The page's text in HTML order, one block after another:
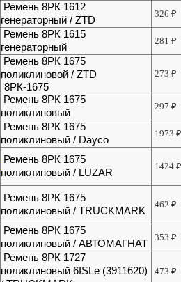
Ремень 8РК 1612
генераторный / ZTD
326₽
Ремень 8РК 1615
генераторный
281₽
Ремень 8РК 1675
поликлиновой / ZTD
8РК-1675
273₽
Ремень 8РК 1675
поликлиновый
297₽
Ремень 8РК 1675
поликлиновый / Dayco
1973
Ремень 8РК 1675
поликлиновый / LUZAR
1424
Ремень 8РК 1675
поликлиновый / TRUCKMARK
462₽
Ремень 8РК 1675
поликлиновый / АВТОМАГНАТ
353₽
Ремень 8РК 1727
поликлиновый 6ISLe (3911620)
473₽